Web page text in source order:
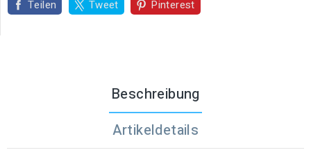
Teilen Tweet Pinterest
Beschreibung
Artikeldetails